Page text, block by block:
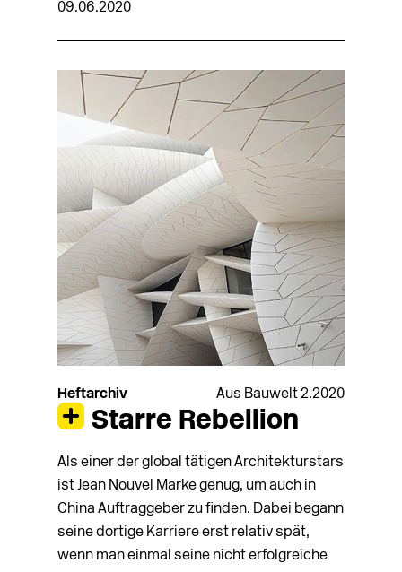
09.06.2020
Heftarchiv Aus Bauwelt 2.2020
Starre Rebellion
Als einer der global tätigen Architekturstars
ist Jean Nouvel Marke genug, um auch in
China Auftraggeber zu finden. Dabei begann
seine dor­tige Karriere erst relativ spät,
wenn man einmal seine nicht erfolgreiche